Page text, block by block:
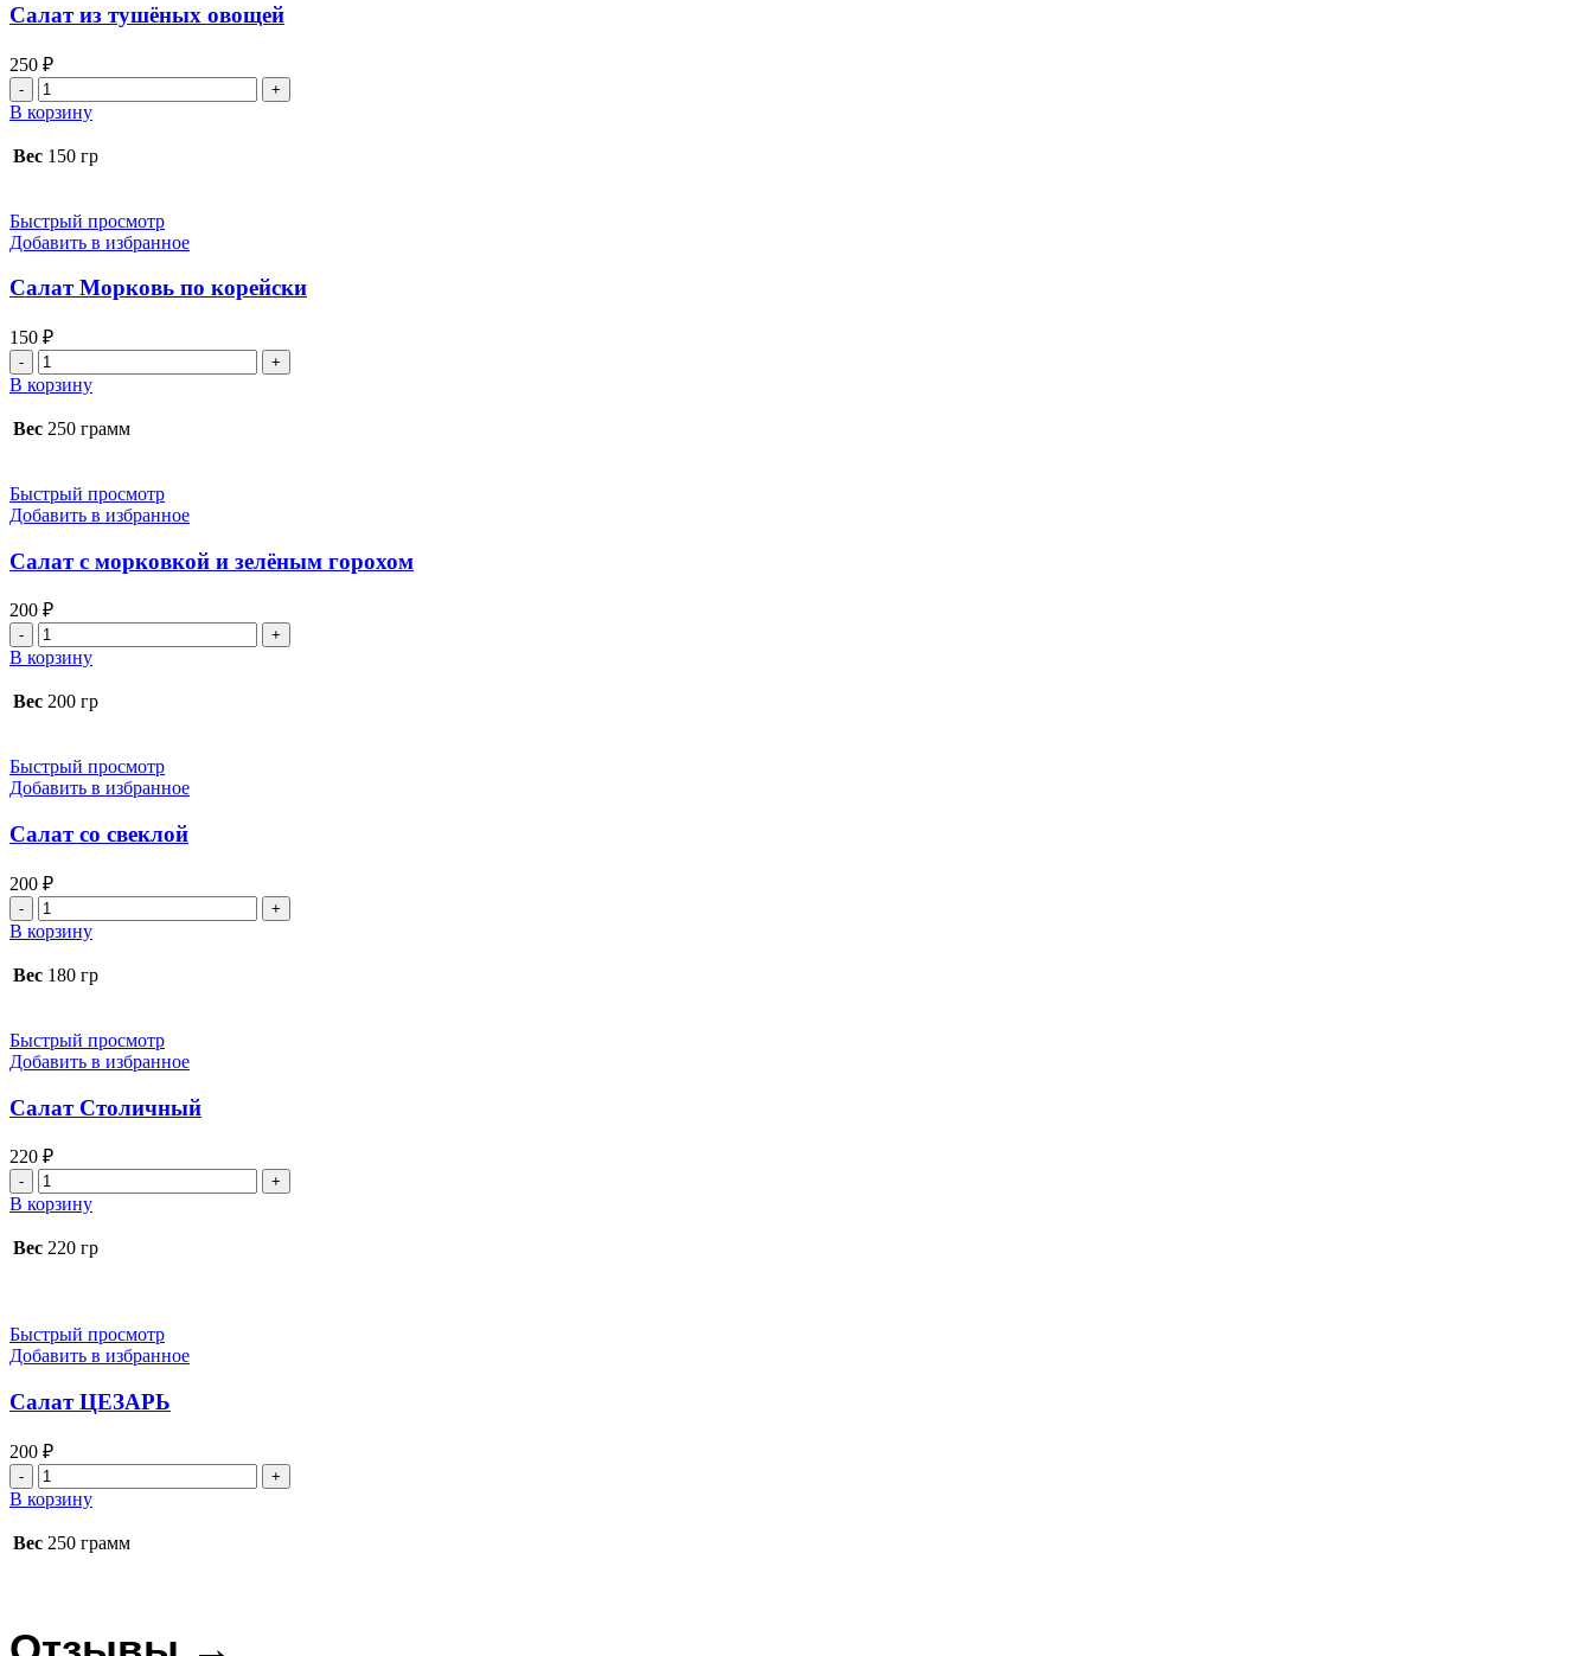
Салат из тушёных овощей
250 ₽
Количество
товара
Салат
из
тушёных
В корзину
Вес 150 гр
Быстрый просмотр
Добавить в избранное
Салат Морковь по корейски
150 ₽
Количество
товара
Салат
Морковь
В корзину
Вес 250 грамм
Быстрый просмотр
Добавить в избранное
Салат с морковкой и зелёным горохом
200 ₽
Количество
товара
Салат
с
морковкой
зелёным
горохом
В корзину
Вес 200 гр
Быстрый просмотр
Добавить в избранное
Салат со свеклой
200 ₽
Количество
товара
Салат
со
свеклой
В корзину
Вес 180 гр
Быстрый просмотр
Добавить в избранное
Салат Столичный
220 ₽
Количество
товара
Салат
Столичный
В корзину
Вес 220 гр
Быстрый просмотр
Добавить в избранное
Салат ЦЕЗАРЬ
200 ₽
Количество
товара
Салат
ЦЕЗАРЬ
В корзину
Вес 250 грамм